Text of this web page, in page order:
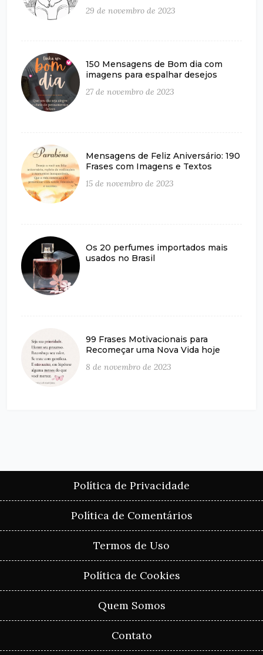
29 de novembro de 2023
150 Mensagens de Bom dia com
imagens para espalhar desejos
27 de novembro de 2023
Mensagens de Feliz Aniversário: 190
Frases com Imagens e Textos
15 de novembro de 2023
Os 20 perfumes importados mais
usados no Brasil
99 Frases Motivacionais para
Recomeçar uma Nova Vida hoje
8 de novembro de 2023
Política de Privacidade
Política de Comentários
Termos de Uso
Política de Cookies
Quem Somos
Contato